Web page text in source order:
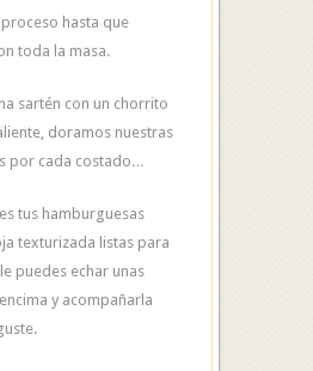
hasta que
toda la masa.
sartén con un chorrito
doramos nuestras
por cada costado…
tus hamburguesas
texturizada listas para
puedes echar unas
y acompañarla